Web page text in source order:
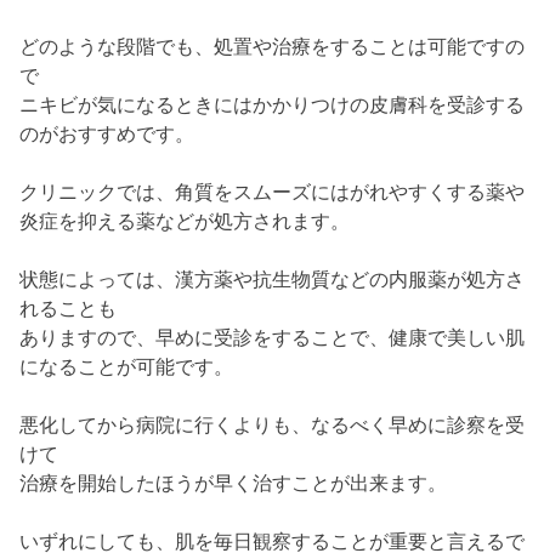
どのような段階でも、処置や治療をすることは可能ですの
で
ニキビが気になるときにはかかりつけの皮膚科を受診する
のがおすすめです。
クリニックでは、角質をスムーズにはがれやすくする薬や
炎症を抑える薬などが処方されます。
状態によっては、漢方薬や抗生物質などの内服薬が処方さ
れることも
ありますので、早めに受診をすることで、健康で美しい肌
になることが可能です。
悪化してから病院に行くよりも、なるべく早めに診察を受
けて
治療を開始したほうが早く治すことが出来ます。
いずれにしても、肌を毎日観察することが重要と言えるで